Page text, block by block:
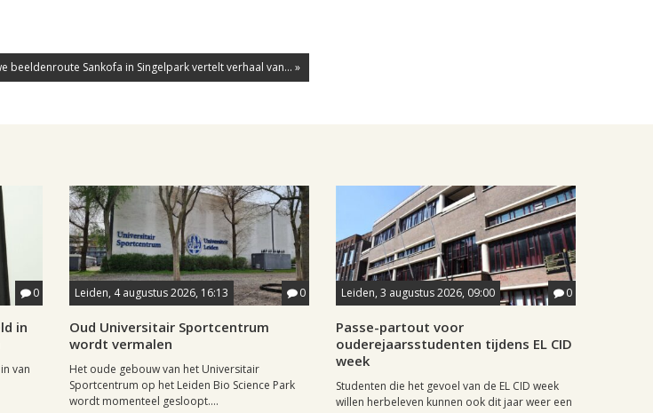
beeldenroute Sankofa in Singelpark vertelt verhaal van... »
0
in
van
Leiden, 4 augustus 2026, 16:13 0
Oud Universitair Sportcentrum
wordt vermalen
Het oude gebouw van het Universitair
Sportcentrum op het Leiden Bio Science Park
wordt momenteel gesloopt....
Leiden, 3 augustus 2026, 09:00 0
Passe-partout voor
ouderejaarsstudenten tijdens EL CID
week
Studenten die het gevoel van de EL CID week
willen herbeleven kunnen ook dit jaar weer een